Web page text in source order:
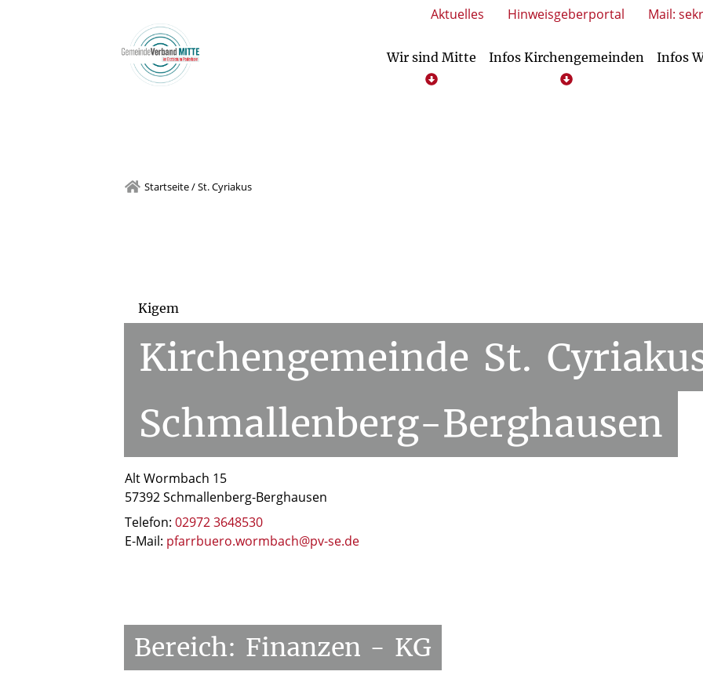
Wir sind Mitte Infos Kirchengemeinden Infos
Aktuelles Hinweisgeberportal Mail:
Startseite/St. Cyriakus
Kigem
Kirchengemeinde St.
Schmallenberg-Berghausen
Alt Wormbach 15
57392 Schmallenberg-Berghausen
Telefon: 02972 3648530
E-Mail: pfarrbuero.wormbach@pv-se.de
Bereich: Finanzen - KG